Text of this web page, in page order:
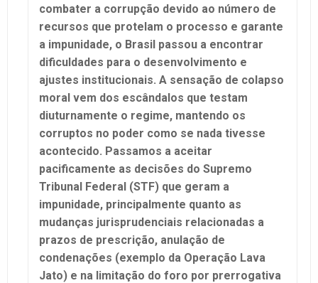
combater a corrupção devido ao número de
recursos que protelam o processo e garante
a impunidade, o Brasil passou a encontrar
dificuldades para o desenvolvimento e
ajustes institucionais. A sensação de colapso
moral vem dos escândalos que testam
diuturnamente o regime, mantendo os
corruptos no poder como se nada tivesse
acontecido. Passamos a aceitar
pacificamente as decisões do Supremo
Tribunal Federal (STF) que geram a
impunidade, principalmente quanto as
mudanças jurisprudenciais relacionadas a
prazos de prescrição, anulação de
condenações (exemplo da Operação Lava
Jato) e na limitação do foro por prerrogativa